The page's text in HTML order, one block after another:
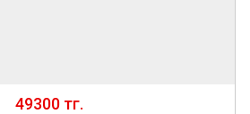
49300 тг.